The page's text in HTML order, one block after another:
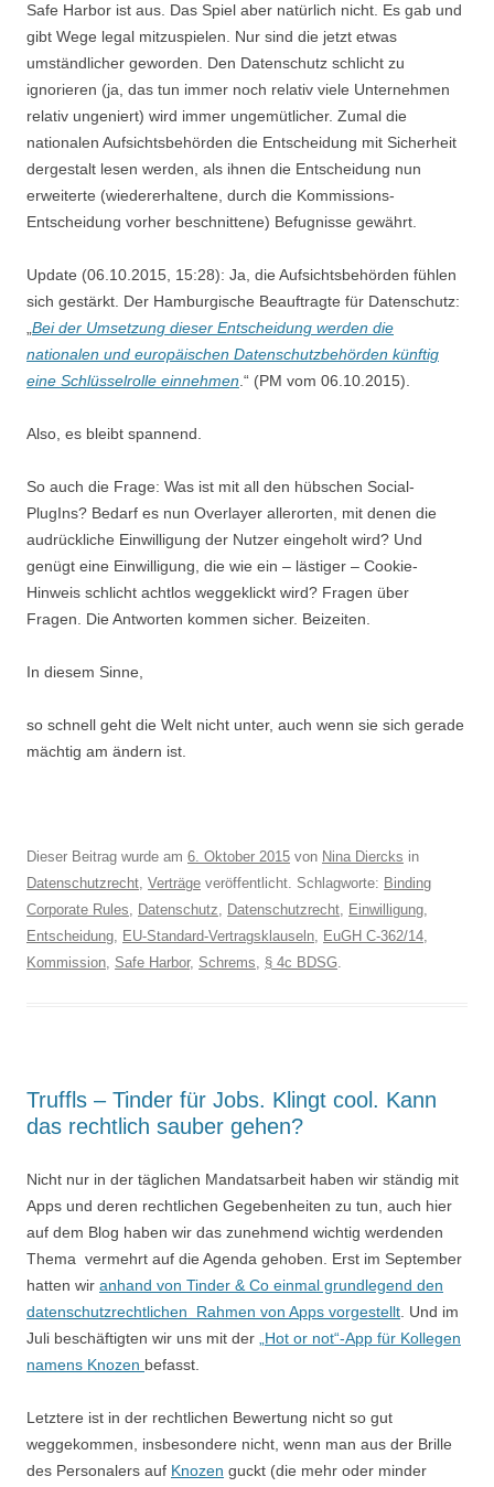
Safe Harbor ist aus. Das Spiel aber natürlich nicht. Es gab und
gibt Wege legal mitzuspielen. Nur sind die jetzt etwas
umständlicher geworden. Den Datenschutz schlicht zu
ignorieren (ja, das tun immer noch relativ viele Unternehmen
relativ ungeniert) wird immer ungemütlicher. Zumal die
nationalen Aufsichtsbehörden die Entscheidung mit Sicherheit
dergestalt lesen werden, als ihnen die Entscheidung nun
erweiterte (wiedererhaltene, durch die Kommissions-
Entscheidung vorher beschnittene) Befugnisse gewährt.
Update (06.10.2015, 15:28): Ja, die Aufsichtsbehörden fühlen
sich gestärkt. Der Hamburgische Beauftragte für Datenschutz:
„Bei der Umsetzung dieser Entscheidung werden die
nationalen und europäischen Datenschutzbehörden künftig
eine Schlüsselrolle einnehmen.“ (PM vom 06.10.2015).
Also, es bleibt spannend.
So auch die Frage: Was ist mit all den hübschen Social-
PlugIns? Bedarf es nun Overlayer allerorten, mit denen die
audrückliche Einwilligung der Nutzer eingeholt wird? Und
genügt eine Einwilligung, die wie ein – lästiger – Cookie-
Hinweis schlicht achtlos weggeklickt wird? Fragen über
Fragen. Die Antworten kommen sicher. Beizeiten.
In diesem Sinne,
so schnell geht die Welt nicht unter, auch wenn sie sich gerade
mächtig am ändern ist.
Dieser Beitrag wurde am 6. Oktober 2015 von Nina Diercks in
Datenschutzrecht, Verträge veröffentlicht. Schlagworte: Binding
Corporate Rules, Datenschutz, Datenschutzrecht, Einwilligung,
Entscheidung, EU-Standard-Vertragsklauseln, EuGH C-362/14,
Kommission, Safe Harbor, Schrems, § 4c BDSG.
Truffls – Tinder für Jobs. Klingt cool. Kann
das rechtlich sauber gehen?
Nicht nur in der täglichen Mandatsarbeit haben wir ständig mit
Apps und deren rechtlichen Gegebenheiten zu tun, auch hier
auf dem Blog haben wir das zunehmend wichtig werdenden
Thema vermehrt auf die Agenda gehoben. Erst im September
hatten wir anhand von Tinder & Co einmal grundlegend den
datenschutzrechtlichen Rahmen von Apps vorgestellt. Und im
Juli beschäftigten wir uns mit der „Hot or not“-App für Kollegen
namens Knozen befasst.
Letztere ist in der rechtlichen Bewertung nicht so gut
weggekommen, insbesondere nicht, wenn man aus der Brille
des Personalers auf Knozen guckt (die mehr oder minder